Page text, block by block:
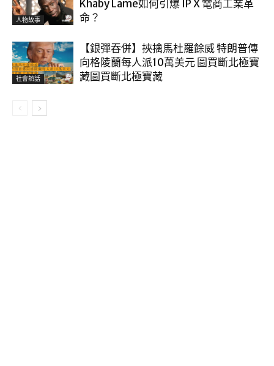
人物故事
Khaby Lame如何引爆 IP X 電商工業革
命？
社會熱話
【銀彈吞併】挾擒馬杜羅餘威 特朗普傳
向格陵蘭每人派10萬美元 圖買斷北極寶
藏圖買斷北極寶藏